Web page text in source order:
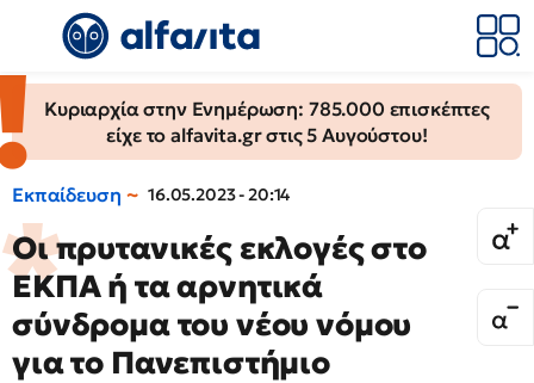
Κυριαρχία στην Ενημέρωση: 785.000 επισκέπτες
είχε το alfavita.gr στις 5 Αυγούστου!
Εκπαίδευση 16.05.2023 - 20:14
Οι πρυτανικές εκλογές στο
ΕΚΠΑ ή τα αρνητικά
σύνδρομα του νέου νόμου
για το Πανεπιστήμιο